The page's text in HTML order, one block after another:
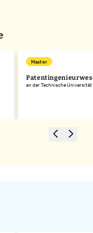
Master
an der Technische